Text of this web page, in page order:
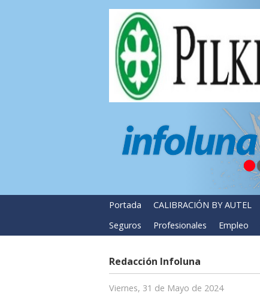
Portada CALIBRACIÓN BY AUTEL
Seguros
Profesionales Empleo
Redacción Infoluna
Viernes, 31 de Mayo de 2024